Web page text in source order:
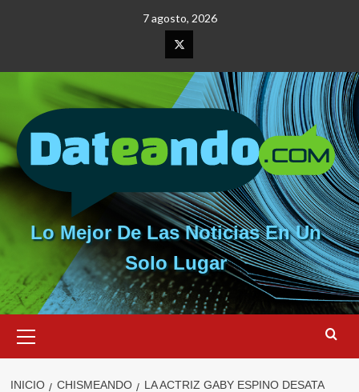
7 agosto, 2026
Elemento
del
menú
Lo Mejor De Las Noticias En Un
Solo Lugar
primario
INICIO CHISMEANDO
LA ACTRIZ GABY ESPINO DESATA